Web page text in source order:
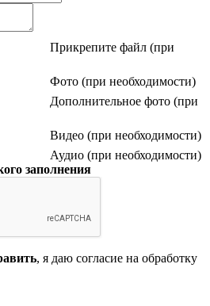
Прикрепите файл (при
Фото (при необходимости)
Дополнительное фото (при
Видео (при необходимости)
Аудио (при необходимости)
заполнения
, я даю согласие на обработку